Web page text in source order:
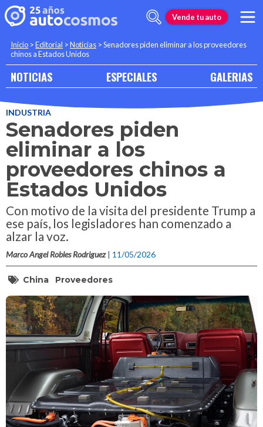
Vende tu auto
Inicio >Editorial >Noticias >Senadores piden eliminar a los proveedores
chinos a Estados Unidos
NOTICIAS ESPECIALES GALERIAS
INDUSTRIA
Senadores piden
eliminar a los
proveedores chinos a
Estados Unidos
Con motivo de la visita del presidente Trump a
ese país, los legisladores han comenzado a
alzar la voz.
Marco Angel Robles Rodriguez | 11/05/2026
China Proveedores